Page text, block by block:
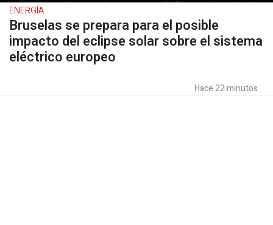
ENERGÍA
Bruselas se prepara para el posible
impacto del eclipse solar sobre el sistema
eléctrico europeo
Hace 22 minutos